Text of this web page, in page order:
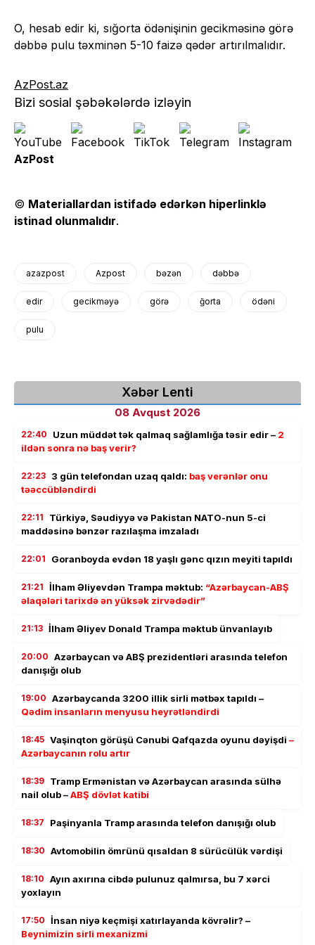
O, hesab edir ki, sığorta ödənişinin gecikməsinə görə
dəbbə pulu təxminən 5-10 faizə qədər artırılmalıdır.
AzPost.az
Bizi sosial şəbəkələrdə izləyin
AzPost
© Materiallardan istifadə edərkən hiperlinklə
istinad olunmalıdır.
azazpost Azpost bəzən dəbbə
edir gecikməyə görə ğorta ödəni
pulu
Xəbər Lenti
08 Avqust 2026
22:40 Uzun müddət tək qalmaq sağlamlığa təsir edir – 2
ildən sonra nə baş verir?
22:23 3 gün telefondan uzaq qaldı: baş verənlər onu
təəccübləndirdi
22:11
Türkiyə, Səudiyyə və Pakistan NATO-nun 5-ci
maddəsinə bənzər razılaşma imzaladı
22:01 Goranboyda evdən 18 yaşlı gənc qızın meyiti tapıldı
21:21 İlham Əliyevdən Trampa məktub: “Azərbaycan-ABŞ
əlaqələri tarixdə ən yüksək zirvədədir”
21:13 İlham Əliyev Donald Trampa məktub ünvanlayıb
20:00 Azərbaycan və ABŞ prezidentləri arasında telefon
danışığı olub
19:00 Azərbaycanda 3200 illik sirli mətbəx tapıldı –
Qədim insanların menyusu heyrətləndirdi
18:45 Vaşinqton görüşü Cənubi Qafqazda oyunu dəyişdi –
Azərbaycanın rolu artır
18:39 Tramp Ermənistan və Azərbaycan arasında sülhə
nail olub –ABŞ dövlət katibi
18:37 Paşinyanla Tramp arasında telefon danışığı olub
18:30 Avtomobilin ömrünü qısaldan 8 sürücülük vərdişi
18:10 Ayın axırına cibdə pulunuz qalmırsa, bu 7 xərci
yoxlayın
17:50 İnsan niyə keçmişi xatırlayanda kövrəlir? –
Beynimizin sirli mexanizmi